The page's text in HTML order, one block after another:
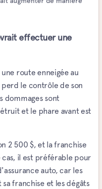
effectuer une
route enneigée au
le contrôle de son
dommages sont
et le phare avant est
2 500 $, et la franchise
cas, il est préférable pour
auto, car les
franchise et les dégâts